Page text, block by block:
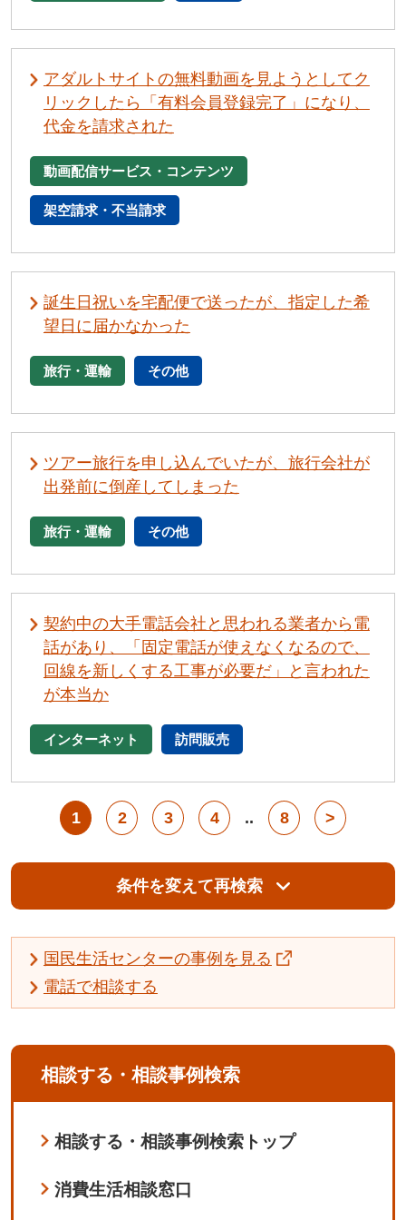
アダルトサイトの無料動画を見ようとしてク
リックしたら「有料会員登録完了」になり、
代金を請求された
動画配信サービス・コンテンツ
架空請求・不当請求
誕生日祝いを宅配便で送ったが、指定した希
望日に届かなかった
旅行・運輸 その他
ツアー旅行を申し込んでいたが、旅行会社が
出発前に倒産してしまった
旅行・運輸 その他
契約中の大手電話会社と思われる業者から電
話があり、「固定電話が使えなくなるので、
回線を新しくする工事が必要だ」と言われた
が本当か
インターネット 訪問販売
1 2 3 4 .. 8 >
条件を変えて再検索
国民生活センターの事例を見る
電話で相談する
相談する・相談事例検索
相談する・相談事例検索トップ
消費生活相談窓口